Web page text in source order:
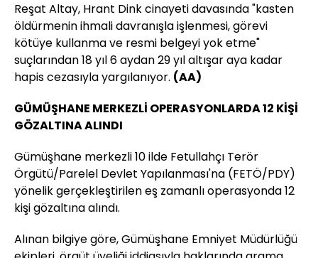
Reşat Altay, Hrant Dink cinayeti davasında "kasten
öldürmenin ihmali davranışla işlenmesi, görevi
kötüye kullanma ve resmi belgeyi yok etme"
suçlarından 18 yıl 6 aydan 29 yıl altışar aya kadar
hapis cezasıyla yargılanıyor. (AA)
GÜMÜŞHANE MERKEZLİ OPERASYONLARDA 12 KİŞİ
GÖZALTINA ALINDI
Gümüşhane merkezli 10 ilde Fetullahçı Terör
Örgütü/Parelel Devlet Yapılanması'na (FETÖ/PDY)
yönelik gerçekleştirilen eş zamanlı operasyonda 12
kişi gözaltına alındı.
Alınan bilgiye göre, Gümüşhane Emniyet Müdürlüğü